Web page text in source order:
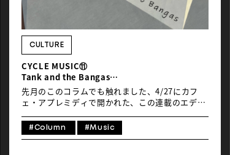
NEWS
CULTURE
CYCLE MUSIC⑪
Tank and the Bangas
「Smoke.Netflix.Chill.」
先月のこのコラムでも触れました、4/27にカフ
ェ・アプレミディで開かれた、この連載のエディ
に、デザイナー＆トランスレイターも含む
「Global Ride」運営スタッフまで集まってくれ
#Column #Music